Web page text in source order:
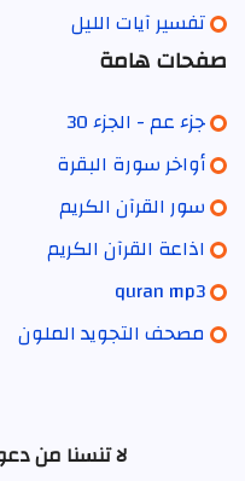
تفسير آيات الليل
صفحات هامة
جزء عم - الجزء 30
أواخر سورة البقرة
سور القرآن الكريم
اذاعة القرآن الكريم
quran mp3
مصحف التجويد الملون
لا تنسنا من